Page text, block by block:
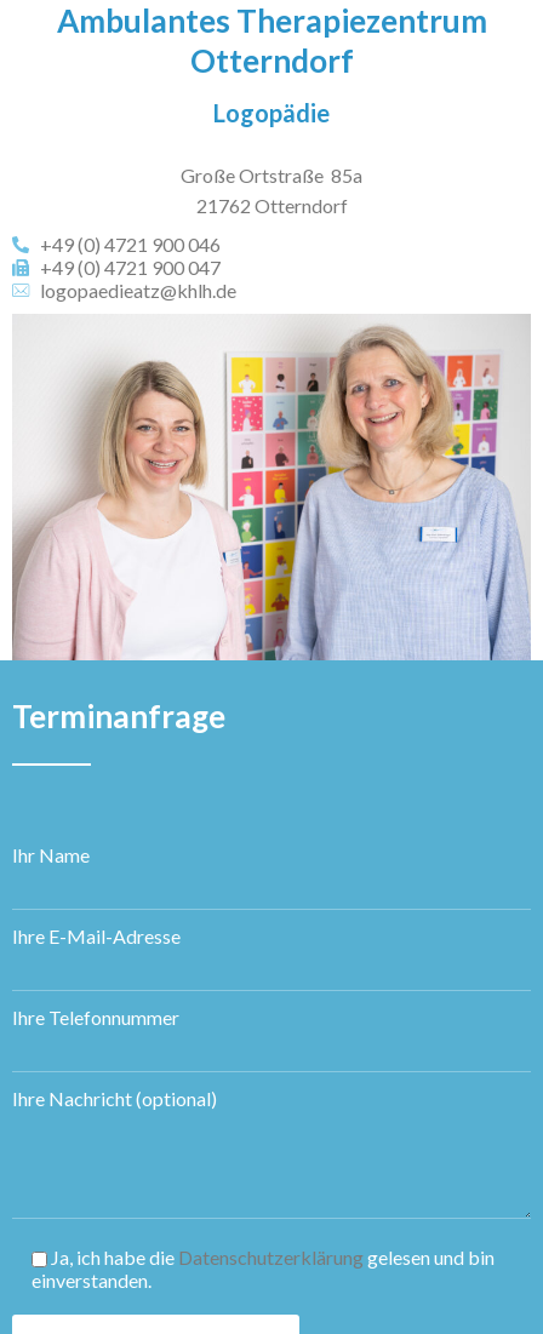
Ambulantes Therapiezentrum
Otterndorf
Logopädie
Große Ortstraße 85a
21762 Otterndorf
+49 (0) 4721 900 046
+49 (0) 4721 900 047
logopaedieatz@khlh.de
Terminanfrage
Ihr Name
Ihre E-Mail-Adresse
Ihre Telefonnummer
Ihre Nachricht (optional)
Ja, ich habe die Datenschutzerklärunggelesen und bin
einverstanden.